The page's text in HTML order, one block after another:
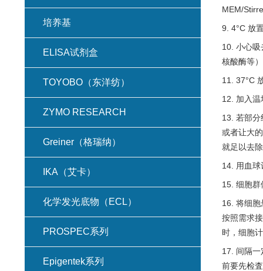
MEM/
9. 4°C 放
10. 小心
核酸酶等
11. 37°C
12. 加入
13. 若部
或者让大
就足以去
14. 用血
15. 细胞
16. 将细
按照需求
时，细胞
17. 间隔
前要先检
培养基
ELISA试剂盒
TOYOBO（东洋纺）
ZYMO RESEARCH
Greiner（格瑞纳）
IKA（艾卡）
化学发光底物（ECL）
PROSPEC系列
Epigentek系列